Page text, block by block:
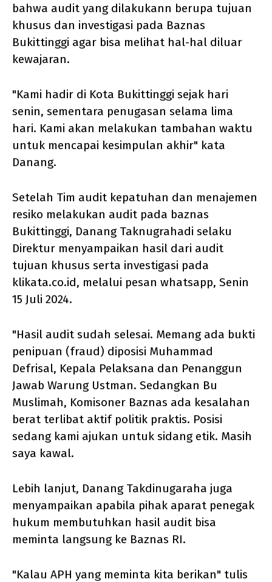
bahwa audit yang dilakukann berupa tujuan
khusus dan investigasi pada Baznas
Bukittinggi agar bisa melihat hal-hal diluar
kewajaran.
"Kami hadir di Kota Bukittinggi sejak hari
senin, sementara penugasan selama lima
hari. Kami akan melakukan tambahan waktu
untuk mencapai kesimpulan akhir" kata
Danang.
Setelah Tim audit kepatuhan dan menajemen
resiko melakukan audit pada baznas
Bukittinggi, Danang Taknugrahadi selaku
Direktur menyampaikan hasil dari audit
tujuan khusus serta investigasi pada
klikata.co.id, melalui pesan whatsapp, Senin
15 Juli 2024.
"Hasil audit sudah selesai. Memang ada bukti
penipuan (fraud) diposisi Muhammad
Defrisal, Kepala Pelaksana dan Penanggun
Jawab Warung Ustman. Sedangkan Bu
Muslimah, Komisoner Baznas ada kesalahan
berat terlibat aktif politik praktis. Posisi
sedang kami ajukan untuk sidang etik. Masih
saya kawal.
Lebih lanjut, Danang Takdinugaraha juga
menyampaikan apabila pihak aparat penegak
hukum membutuhkan hasil audit bisa
meminta langsung ke Baznas RI.
"Kalau APH yang meminta kita berikan" tulis